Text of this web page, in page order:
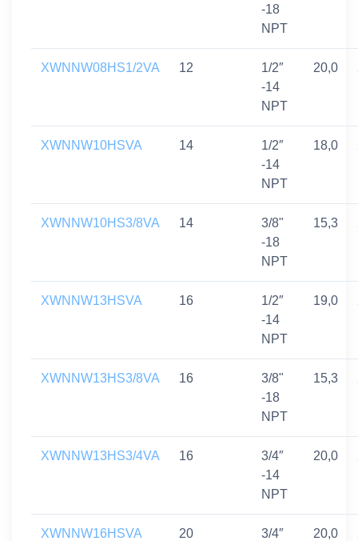
-18
NPT
XWNNW08HS1/2VA 12
1/2″
-14
NPT
20,0
XWNNW10HSVA 14
1/2″
-14
NPT
18,0
XWNNW10HS3/8VA 14
3/8"
-18
NPT
15,3
XWNNW13HSVA 16
1/2″
-14
NPT
19,0
XWNNW13HS3/8VA 16
3/8"
-18
NPT
15,3
XWNNW13HS3/4VA 16
3/4″
-14
NPT
20,0
XWNNW16HSVA 20
3/4″
20,0